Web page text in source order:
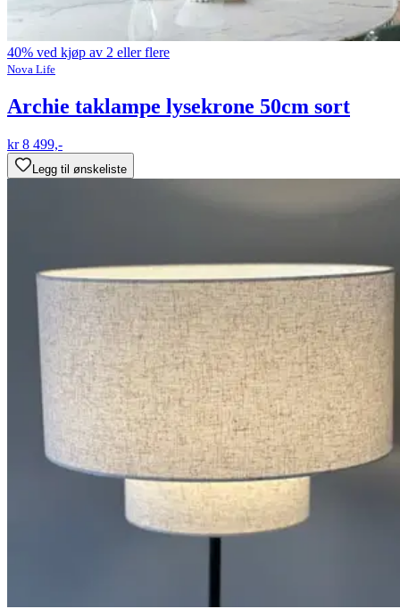
40% ved kjøp av 2 eller flere
Nova Life
Archie taklampe lysekrone 50cm sort
kr 8 499,-
Legg til ønskeliste